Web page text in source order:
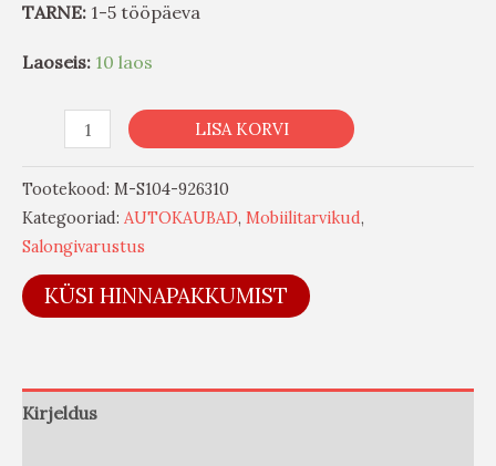
TARNE: 1-5 tööpäeva
Laoseis: 10 laos
LISA KORVI
Tootekood: M-S104-926310
Kategooriad: AUTOKAUBAD, Mobiilitarvikud,
Salongivarustus
KÜSI HINNAPAKKUMIST
Kirjeldus